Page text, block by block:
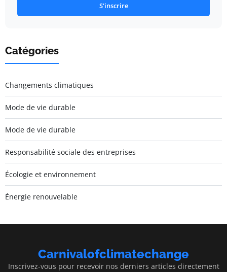
S'inscrire
Catégories
Changements climatiques
Mode de vie durable
Mode de vie durable
Responsabilité sociale des entreprises
Écologie et environnement
Énergie renouvelable
Carnivalofclimatechange
Inscrivez-vous pour recevoir nos derniers articles directement